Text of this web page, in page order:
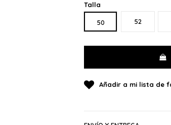
Talla
50 52